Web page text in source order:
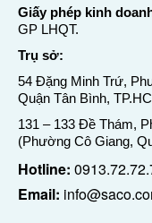
Giấy phép kinh
GP LHQT.
Trụ sở:
54 Đặng Minh Trứ,
Quận Tân Bình,
131 – 133 Đề Thám,
(Phường Cô Giang,
Hotline:
Email: